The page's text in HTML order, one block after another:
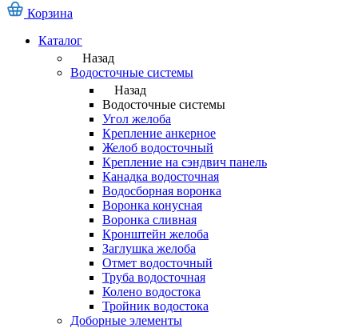
Корзина
Каталог
Назад
Водосточные системы
Назад
Водосточные системы
Угол желоба
Крепление анкерное
Желоб водосточный
Крепление на сэндвич панель
Канадка водосточная
Водосборная воронка
Воронка конусная
Воронка сливная
Кронштейн желоба
Заглушка желоба
Отмет водосточный
Труба водосточная
Колено водостока
Тройник водостока
Доборные элементы